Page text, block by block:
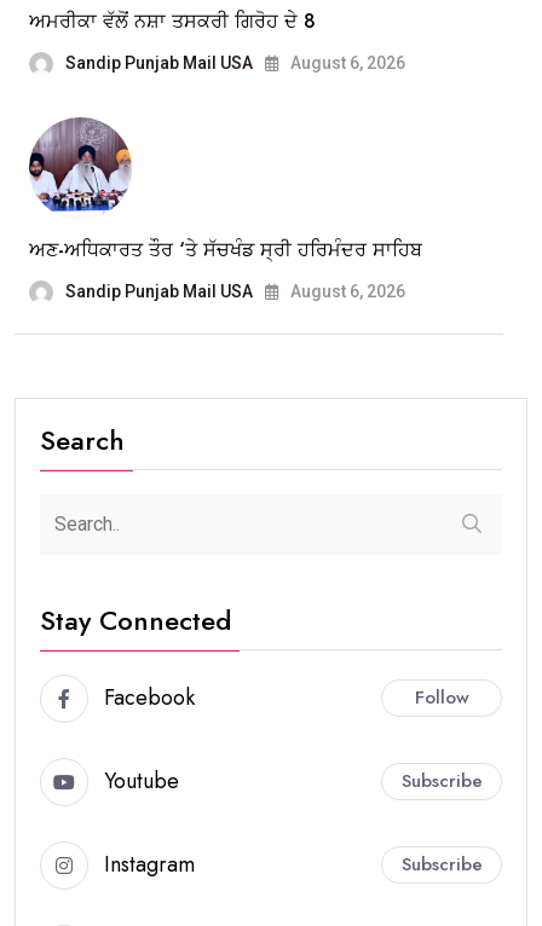
ਅਮਰੀਕਾ ਵੱਲੋਂ ਨਸ਼ਾ ਤਸਕਰੀ ਗਿਰੋਹ ਦੇ 8
Sandip Punjab Mail USA August 6, 2026
ਅਣ-ਅਧਿਕਾਰਤ ਤੌਰ ‘ਤੇ ਸੱਚਖੰਡ ਸ੍ਰੀ ਹਰਿਮੰਦਰ ਸਾਹਿਬ
Sandip Punjab Mail USA August 6, 2026
Search
Stay Connected
Facebook Follow
Youtube Subscribe
Instagram Subscribe